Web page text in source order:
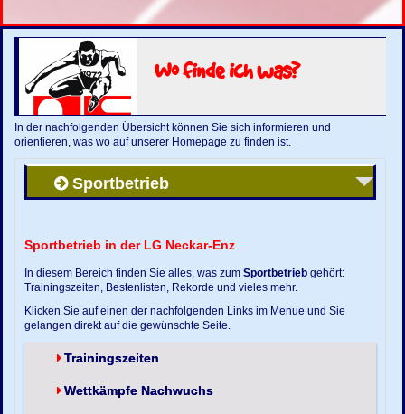
Wo finde ich was?
In der nachfolgenden Übersicht können Sie sich informieren und
orientieren, was wo auf unserer Homepage zu finden ist.
Sportbetrieb
Sportbetrieb in der LG Neckar-Enz
In diesem Bereich finden Sie alles, was zumSportbetrieb gehört:
Trainingszeiten, Bestenlisten, Rekorde und vieles mehr.
Klicken Sie auf einen der nachfolgenden Links im Menue und Sie
gelangen direkt auf die gewünschte Seite.
Trainingszeiten
Wettkämpfe Nachwuchs